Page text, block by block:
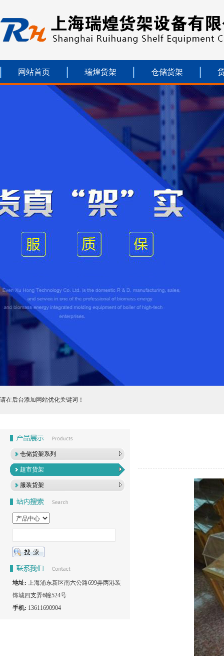
网站首页 瑞煌货架 仓储货架
请在后台添加网站优化关键词！
仓储货架系列
超市货架
服装货架
地址: 上海浦东新区南六公路699弄两港装
饰城四支弄6幢524号
手机: 13611690904